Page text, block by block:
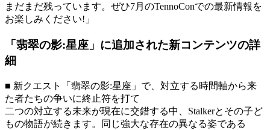
まだまだ残っています。ぜひ7月のTennoConでの最新情報を
お楽しみください!」
「翡翠の影:星座」に追加された新コンテンツの詳
細
■ 新クエスト「翡翠の影:星座」で、対立する時間軸から来
た者たちの争いに終止符を打て
二つの対立する未来が現在に交錯する中、Stalkerとその子ど
もの物語が続きます。同じ強大な存在の異なる姿である